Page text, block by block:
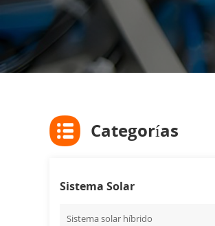
Categorías
Sistema Solar
Sistema solar híbrido